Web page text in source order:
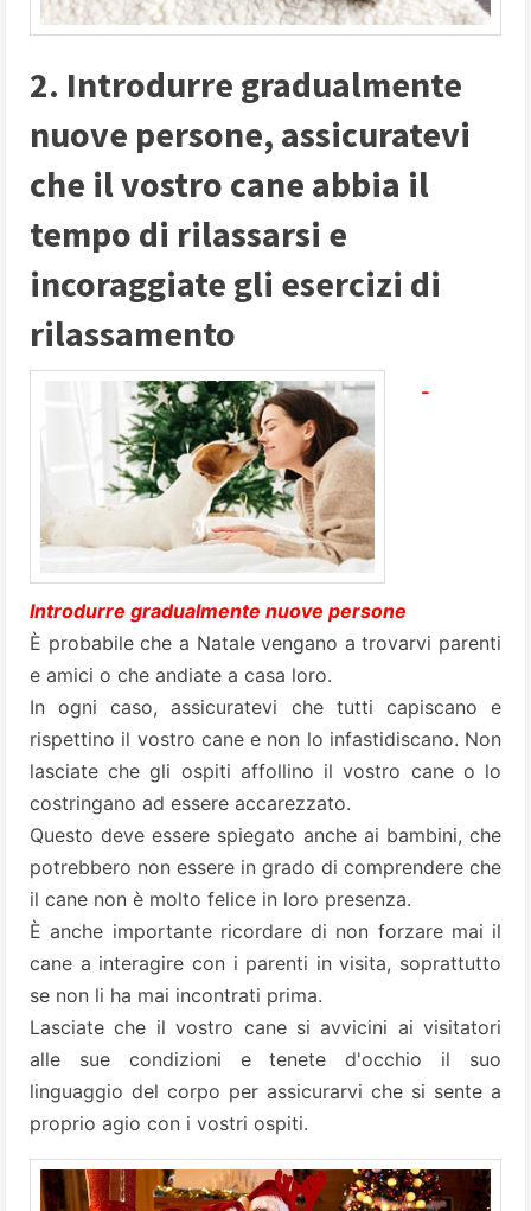
2. Introdurre gradualmente
nuove persone, assicuratevi
che il vostro cane abbia il
tempo di rilassarsi e
incoraggiate gli esercizi di
rilassamento
-
Introdurre gradualmente nuove persone
È probabile che a Natale vengano a trovarvi parenti
e amici o che andiate a casa loro.
In ogni caso, assicuratevi che tutti capiscano e
rispettino il vostro cane e non lo infastidiscano. Non
lasciate che gli ospiti affollino il vostro cane o lo
costringano ad essere accarezzato.
Questo deve essere spiegato anche ai bambini, che
potrebbero non essere in grado di comprendere che
il cane non è molto felice in loro presenza.
È anche importante ricordare di non forzare mai il
cane a interagire con i parenti in visita, soprattutto
se non li ha mai incontrati prima.
Lasciate che il vostro cane si avvicini ai visitatori
alle sue condizioni e tenete d'occhio il suo
linguaggio del corpo per assicurarvi che si sente a
proprio agio con i vostri ospiti.